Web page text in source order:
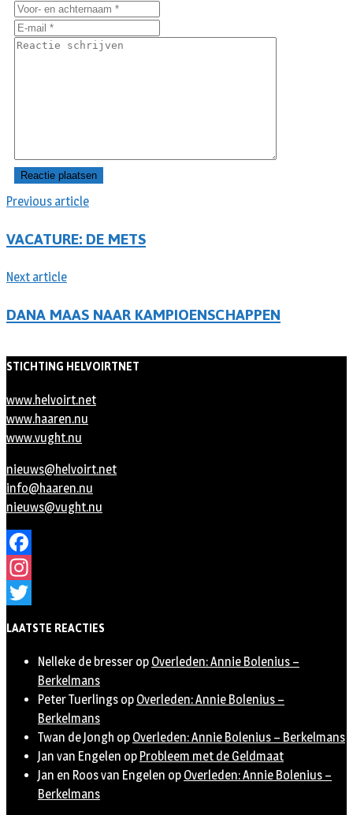
Previous article
VACATURE: DE METS
Next article
DANA MAAS NAAR KAMPIOENSCHAPPEN
STICHTING HELVOIRTNET
www.helvoirt.net
www.haaren.nu
www.vught.nu
nieuws@helvoirt.net
info@haaren.nu
nieuws@vught.nu
Facebook
Instagram
LAATSTE REACTIES
Nelleke de bresser op Overleden: Annie Bolenius –
Berkelmans
Peter Tuerlings op Overleden: Annie Bolenius –
Berkelmans
Twan de Jongh op Overleden: Annie Bolenius – Berkelmans
Jan van Engelen op Probleem met de Geldmaat
Jan en Roos van Engelen op Overleden: Annie Bolenius –
Berkelmans